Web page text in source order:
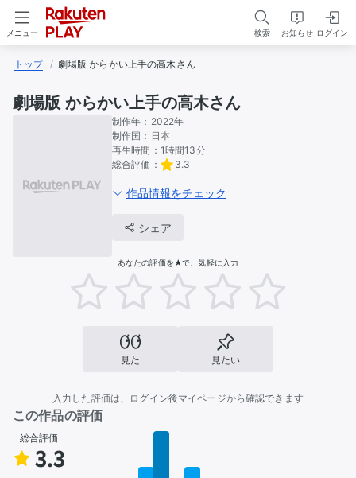
メニュー 検索 お知らせ ログイン
トップ 劇場版 からかい上手の高木さん
劇場版 からかい上手の高木さん
制作年： 2022年
制作国： 日本
再生時間： 1時間13分
総合評価：
3.3
作品情報をチェック
シェア
あなたの評価を★で、気軽に入力
見た 見たい
入力した評価は、ログイン後マイページから確認できます
この作品の評価
総合評価
3.3